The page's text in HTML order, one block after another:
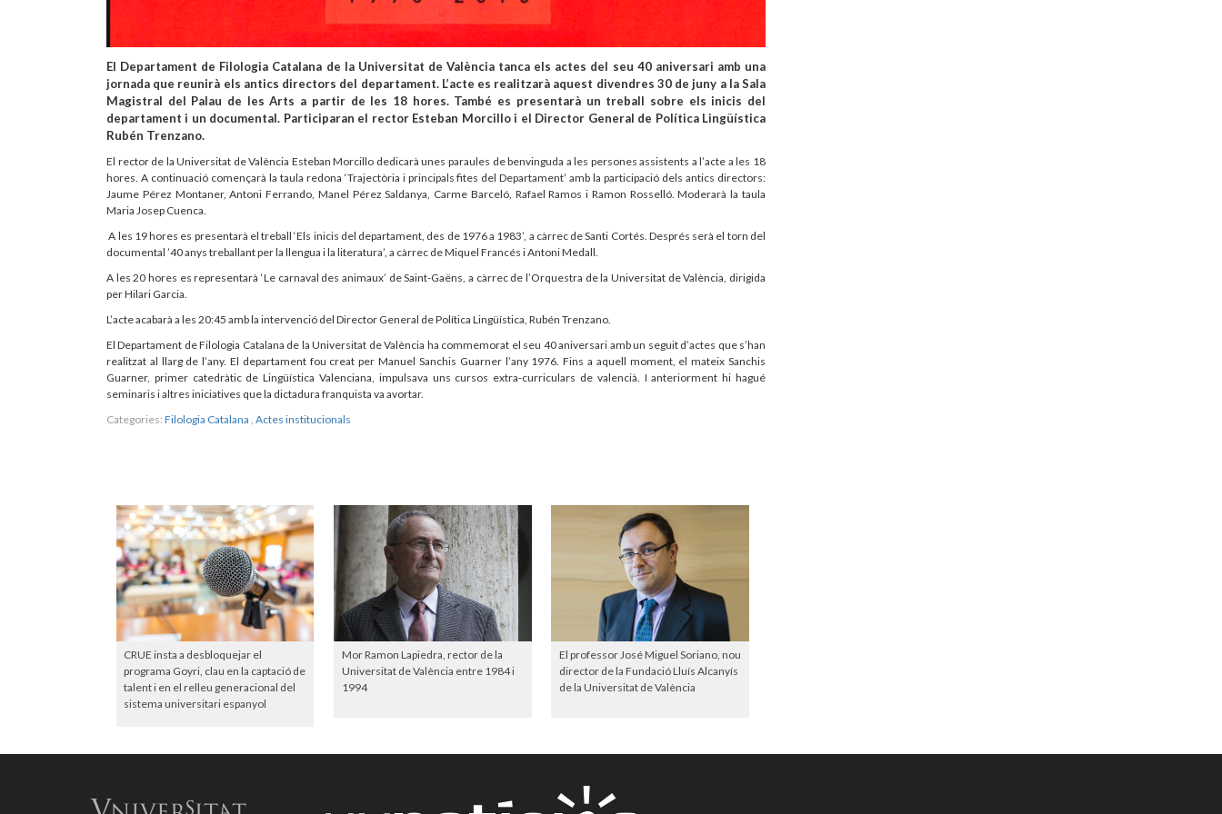
El Departament de Filologia Catalana de la Universitat de València tanca els actes del seu 40 aniversari amb una
jornada que reunirà els antics directors del departament. L’acte es realitzarà aquest divendres 30 de juny a la Sala
Magistral del Palau de les Arts a partir de les 18 hores. També es presentarà un treball sobre els inicis del
departament i un documental. Participaran el rector Esteban Morcillo i el Director General de Política Lingüística
Rubén Trenzano.
El rector de la Universitat de València Esteban Morcillo dedicarà unes paraules de benvinguda a les persones assistents a l’acte a les 18
hores. A continuació començarà la taula redona ‘Trajectòria i principals fites del Departament’ amb la participació dels antics directors:
Jaume Pérez Montaner, Antoni Ferrando, Manel Pérez Saldanya, Carme Barceló, Rafael Ramos i Ramon Rosselló. Moderarà la taula
Maria Josep Cuenca.
A les 19 hores es presentarà el treball ‘Els inicis del departament, des de 1976 a 1983’, a càrrec de Santi Cortés. Després serà el torn del
documental ’40 anys treballant per la llengua i la literatura’, a càrrec de Miquel Francés i Antoni Medall.
A les 20 hores es representarà ‘Le carnaval des animaux’ de Saint-Gaëns, a càrrec de l’Orquestra de la Universitat de València, dirigida
per Hilari Garcia.
L’acte acabarà a les 20:45 amb la intervenció del Director General de Política Lingüística, Rubén Trenzano.
El Departament de Filologia Catalana de la Universitat de València ha commemorat el seu 40 aniversari amb un seguit d’actes que s’han
realitzat al llarg de l’any. El departament fou creat per Manuel Sanchis Guarner l’any 1976. Fins a aquell moment, el mateix Sanchis
Guarner, primer catedràtic de Lingüística Valenciana, impulsava uns cursos extra-curriculars de valencià. I anteriorment hi hagué
seminaris i altres iniciatives que la dictadura franquista va avortar.
Categories: Filologia Catalana Actes institucionals
CRUE insta a desbloquejar el
programa Goyri, clau en la captació de
talent i en el relleu generacional del
sistema universitari espanyol
Mor Ramon Lapiedra, rector de la
Universitat de València entre 1984 i
1994
El professor José Miguel Soriano, nou
director de la Fundació Lluís Alcanyís
de la Universitat de València